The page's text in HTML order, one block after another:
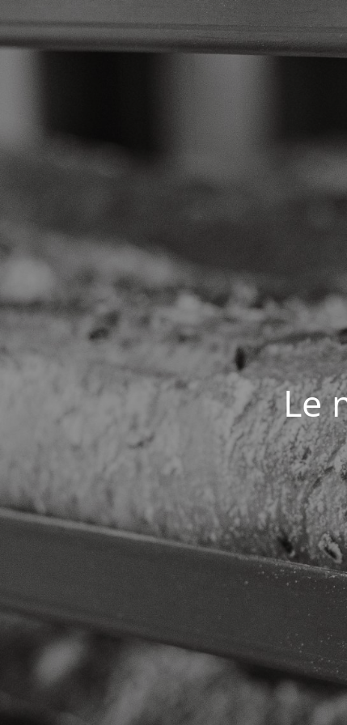
Le